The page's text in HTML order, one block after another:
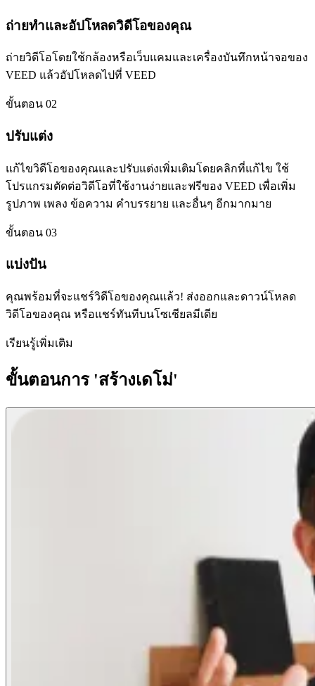
ถ่ายทำและอัปโหลดวิดีโอของคุณ
ถ่ายวิดีโอโดยใช้กล้องหรือเว็บแคมและเครื่องบันทึกหน้าจอของ
VEED แล้วอัปโหลดไปที่ VEED
ขั้นตอน 02
ปรับแต่ง
แก้ไขวิดีโอของคุณและปรับแต่งเพิ่มเติมโดยคลิกที่แก้ไข ใช้
โปรแกรมตัดต่อวิดีโอที่ใช้งานง่ายและฟรีของ VEED เพื่อเพิ่ม
รูปภาพ เพลง ข้อความ คำบรรยาย และอื่นๆ อีกมากมาย
ขั้นตอน 03
แบ่งปัน
คุณพร้อมที่จะแชร์วิดีโอของคุณแล้ว! ส่งออกและดาวน์โหลด
วิดีโอของคุณ หรือแชร์ทันทีบนโซเชียลมีเดีย
เรียนรู้เพิ่มเติม
ขั้นตอนการ 'สร้างเดโม่'